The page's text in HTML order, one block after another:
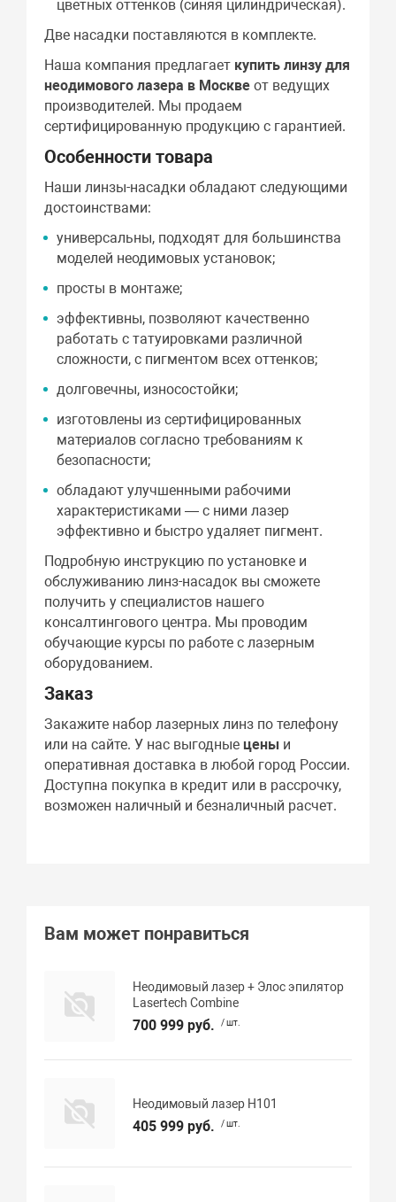
цветных оттенков (синяя цилиндрическая).
Две насадки поставляются в комплекте.
Наша компания предлагает купить линзу для
неодимового лазера в Москве от ведущих
производителей. Мы продаем
сертифицированную продукцию с гарантией.
Особенности товара
Наши линзы-насадки обладают следующими
достоинствами:
универсальны, подходят для большинства
моделей неодимовых установок;
просты в монтаже;
эффективны, позволяют качественно
работать с татуировками различной
сложности, с пигментом всех оттенков;
долговечны, износостойки;
изготовлены из сертифицированных
материалов согласно требованиям к
безопасности;
обладают улучшенными рабочими
характеристиками — с ними лазер
эффективно и быстро удаляет пигмент.
Подробную инструкцию по установке и
обслуживанию линз-насадок вы сможете
получить у специалистов нашего
консалтингового центра. Мы проводим
обучающие курсы по работе с лазерным
оборудованием.
Заказ
Закажите набор лазерных линз по телефону
или на сайте. У нас выгодныецены и
оперативная доставка в любой город России.
Доступна покупка в кредит или в рассрочку,
возможен наличный и безналичный расчет.
Вам может понравиться
Неодимовый лазер + Элос эпилятор
Lasertech Сombine
700 999 руб. / шт.
Неодимовый лазер H101
405 999 руб. / шт.